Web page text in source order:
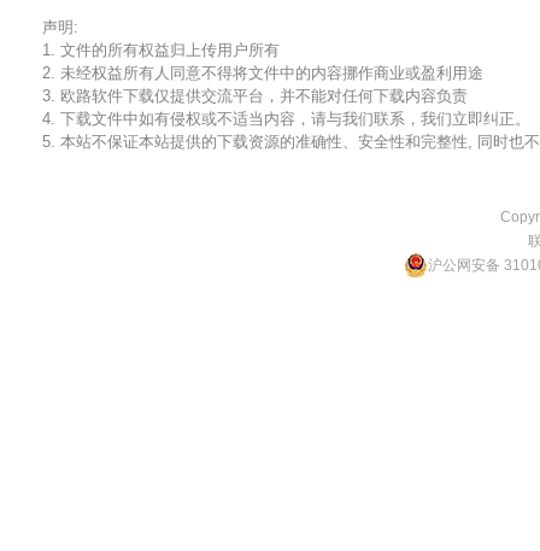
声明:
1. 文件的所有权益归上传用户所有
2. 未经权益所有人同意不得将文件中的内容挪作商业或盈利用途
3. 欧路软件下载仅提供交流平台，并不能对任何下载内容负责
4. 下载文件中如有侵权或不适当内容，请与我们联系，我们立即纠正。
5. 本站不保证本站提供的下载资源的准确性、安全性和完整性, 同时也
沪公网安备